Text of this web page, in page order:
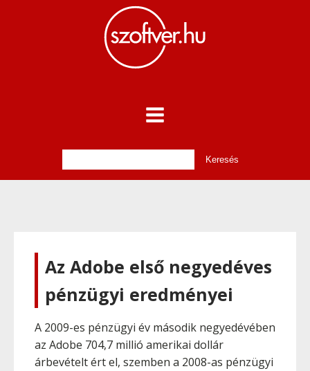
Az Adobe első negyedéves
pénzügyi eredményei
A 2009-es pénzügyi év második negyedévében
az Adobe 704,7 millió amerikai dollár
árbevételt ért el, szemben a 2008-as pénzügyi